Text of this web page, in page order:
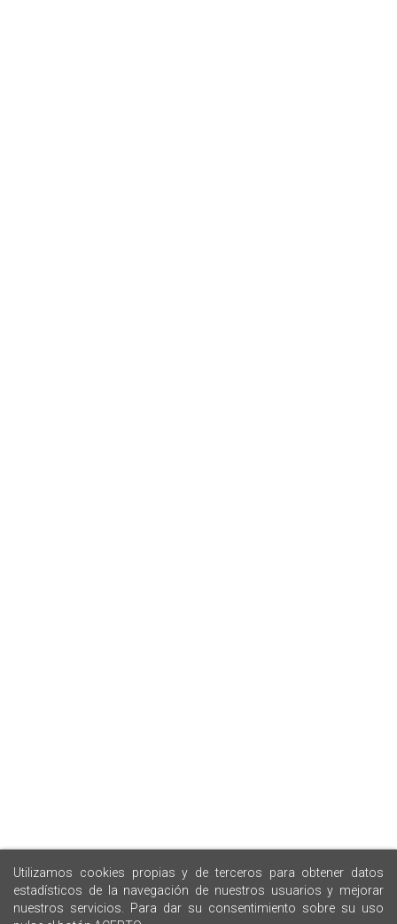
Utilizamos cookies propias y de terceros para obtener datos
estadísticos de la navegación de nuestros usuarios y mejorar
nuestros servicios. Para dar su consentimiento sobre su uso